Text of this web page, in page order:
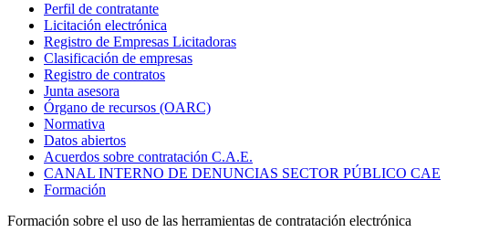
Perfil de contratante
Licitación electrónica
Registro de Empresas Licitadoras
Clasificación de empresas
Registro de contratos
Junta asesora
Órgano de recursos (OARC)
Normativa
Datos abiertos
Acuerdos sobre contratación C.A.E.
CANAL INTERNO DE DENUNCIAS SECTOR PÚBLICO CAE
Formación
Formación sobre el uso de las herramientas de contratación electrónica